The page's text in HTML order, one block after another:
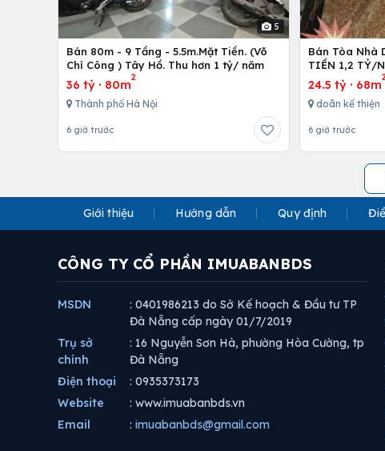
5
Bán 80m - 9 Tầng - 5.5m.Mặt Tiền. (Võ
Chí Công ) Tây Hồ. Thu hơn 1 tỷ/ năm
36 tỷ · 80m
2
Thành phố Hà Nội
6 giờ trước
Bán Tòa Nhà
TIỀN 1,2 TỶ/
24.5 tỷ · 68m
doãn kế thiện
6 giờ trước
Giới thiệu Hướng dẫn Quy định
CÔNG TY CỔ PHẦN IMUABANBDS
MSDN
: 0401986213 do Sở Kế hoạch & Đầu tư TP
Đà Nẵng cấp ngày 01/7/2019
Trụ sở
chính
: 16 Nguyễn Sơn Hà, phường Hòa Cường, tp
Đà Nẵng
Điện thoại
: 0935373173
Website
: www.imuabanbds.vn
Email
: imuabanbds@gmail.com